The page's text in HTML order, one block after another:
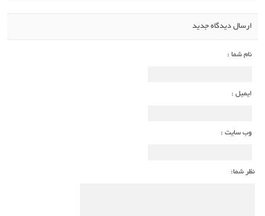
ارسال دیدگاه جدید
نام شما :
ایمیل :
وب سایت :
نظر شما: